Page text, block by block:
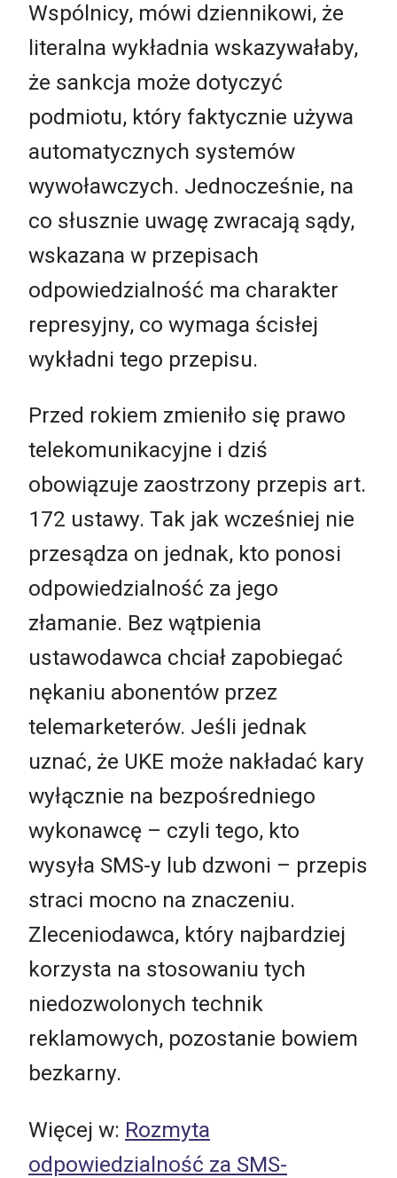
Wspólnicy, mówi dziennikowi, że
literalna wykładnia wskazywałaby,
że sankcja może dotyczyć
podmiotu, który faktycznie używa
automatycznych systemów
wywoławczych. Jednocześnie, na
co słusznie uwagę zwracają sądy,
wskazana w przepisach
odpowiedzialność ma charakter
represyjny, co wymaga ścisłej
wykładni tego przepisu.
Przed rokiem zmieniło się prawo
telekomunikacyjne i dziś
obowiązuje zaostrzony przepis art.
172 ustawy. Tak jak wcześniej nie
przesądza on jednak, kto ponosi
odpowiedzialność za jego
złamanie. Bez wątpienia
ustawodawca chciał zapobiegać
nękaniu abonentów przez
telemarketerów. Jeśli jednak
uznać, że UKE może nakładać kary
wyłącznie na bezpośredniego
wykonawcę – czyli tego, kto
wysyła SMS-y lub dzwoni – przepis
straci mocno na znaczeniu.
Zleceniodawca, który najbardziej
korzysta na stosowaniu tych
niedozwolonych technik
reklamowych, pozostanie bowiem
bezkarny.
Więcej w: Rozmyta
odpowiedzialność za SMS-